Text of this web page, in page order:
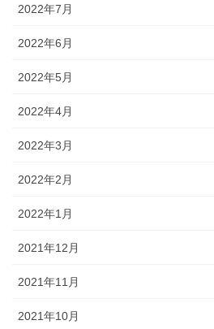
2022年7月
2022年6月
2022年5月
2022年4月
2022年3月
2022年2月
2022年1月
2021年12月
2021年11月
2021年10月